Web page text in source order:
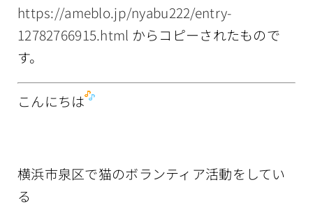
https://ameblo.jp/nyabu222/entry-
12782766915.html からコピーされたもので
す。
こんにちは
横浜市泉区で猫のボランティア活動をしてい
る